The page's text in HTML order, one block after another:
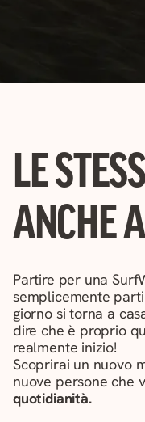
LE
ANCHE
Partire per una
semplicemente
giorno si torna a
dire che è proprio
realmente inizio!
Scoprirai un nuovo
nuove persone che
quotidianità.